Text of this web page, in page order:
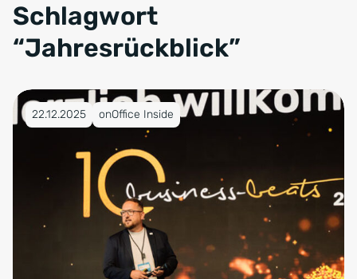
Schlagwort
“Jahresrückblick”
Veröffentlicht am 22.12.2025
22.12.2025 onOffice Inside